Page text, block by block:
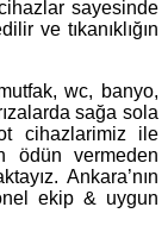
sayesinde
ve tıkanıklığın
wc, banyo,
sağa sola
cihazlarimiz ile
ödün vermeden
Ankara’nın
ekip & uygun